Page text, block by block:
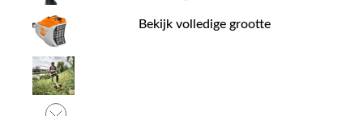
Bekijk volledige grootte